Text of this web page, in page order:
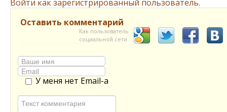
Войти как зарегистрированный пользователь.
Оставить комментарий
Как пользователь
социальной сети
У меня нет Email-а